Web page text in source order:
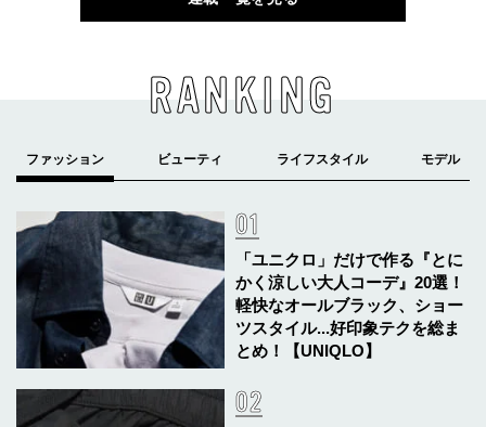
RANKING
「ユニクロ」だけで作る『とに
かく涼しい大人コーデ』20選！
軽快なオールブラック、ショー
ツスタイル...好印象テクを総ま
とめ！【UNIQLO】